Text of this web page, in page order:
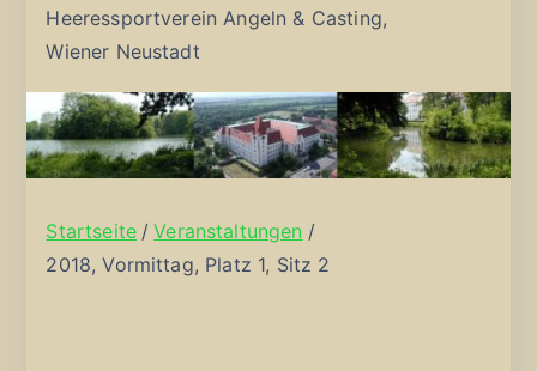
Heeressportverein Angeln & Casting,
Wiener Neustadt
Startseite
Veranstaltungen
2018, Vormittag, Platz 1, Sitz 2